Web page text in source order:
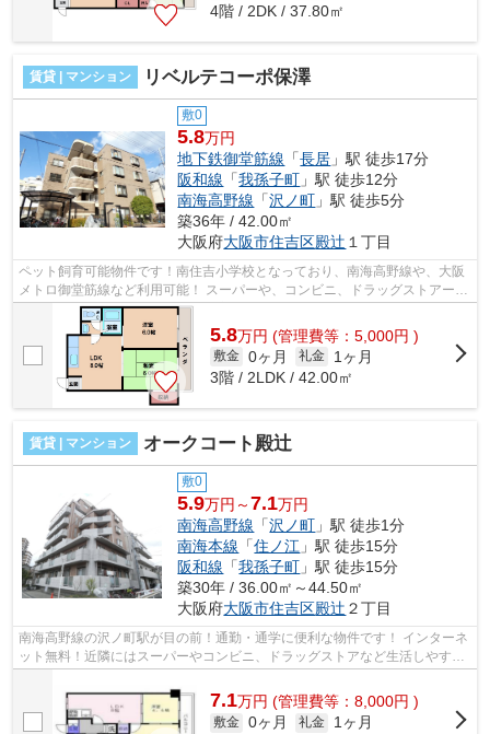
4階 / 2DK / 37.80㎡
賃貸 | マンション リベルテコーポ保澤
敷0
5.8万円
地下鉄御堂筋線 「長居 」駅 徒歩17分
阪和線 「我孫子町 」駅 徒歩12分
南海高野線 「沢ノ町 」駅 徒歩5分
築36年 / 42.00㎡
大阪府大阪市住吉区殿辻 １丁目
ペット飼育可能物件です！南住吉小学校となっており、南海高野線や、大阪
メトロ御堂筋線など利用可能！ スーパーや、コンビニ、ドラッグストアーな
ども近隣にあり、生活しやすい環境...
5.8万円 (管理費等：5,000円 )
敷金 0ヶ月 礼金
1ヶ月
3階 / 2LDK / 42.00㎡
賃貸 | マンション オークコート殿辻
敷0
5.9万円～7.1万円
南海高野線 「沢ノ町 」駅 徒歩1分
南海本線 「住ノ江 」駅 徒歩15分
阪和線 「我孫子町 」駅 徒歩15分
築30年 / 36.00㎡～44.50㎡
大阪府大阪市住吉区殿辻 ２丁目
南海高野線の沢ノ町駅が目の前！通勤・通学に便利な物件です！ インターネ
ット無料！近隣にはスーパーやコンビニ、ドラッグストアなど生活しやすい
環境です！ ■□■□■□■□■□■□■□■□■□■□■...
7.1万円 (管理費等：8,000円 )
敷金 0ヶ月 礼金 1ヶ月